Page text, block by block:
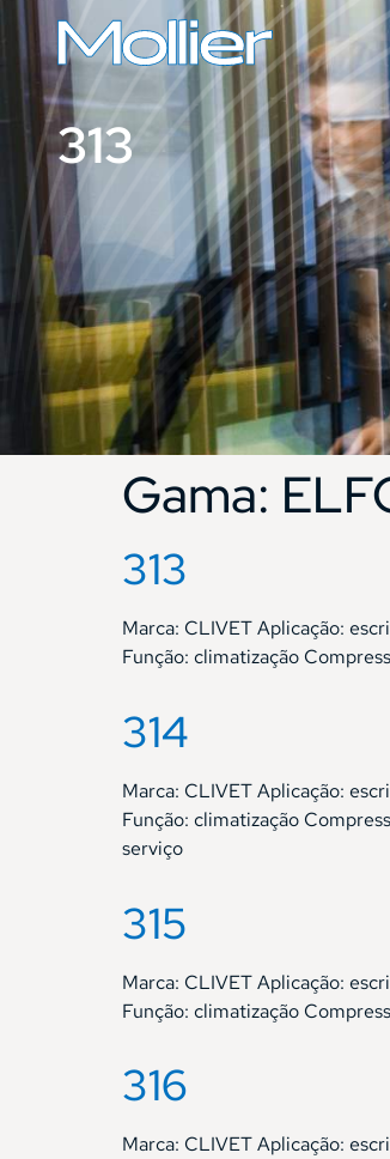
313
Gama:
313
Marca: CLIVET Aplicação:
Função: climatização
314
Marca: CLIVET Aplicação:
Função: climatização
serviço
315
Marca: CLIVET Aplicação:
Função: climatização
316
Marca: CLIVET Aplicação: